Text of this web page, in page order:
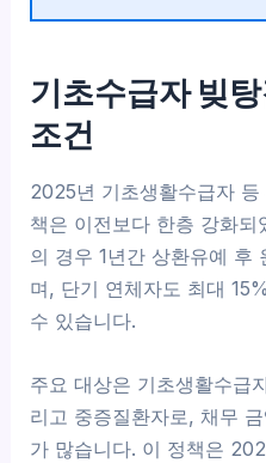
기초수급자 빚
조건
2025년 기초생활수급자
책은 이전보다 한층 강화
의 경우 1년간 상환유예 후
며, 단기 연체자도 최대
수 있습니다.
주요 대상은 기초생활수급
리고 중증질환자로, 채무
가 많습니다. 이 정책은